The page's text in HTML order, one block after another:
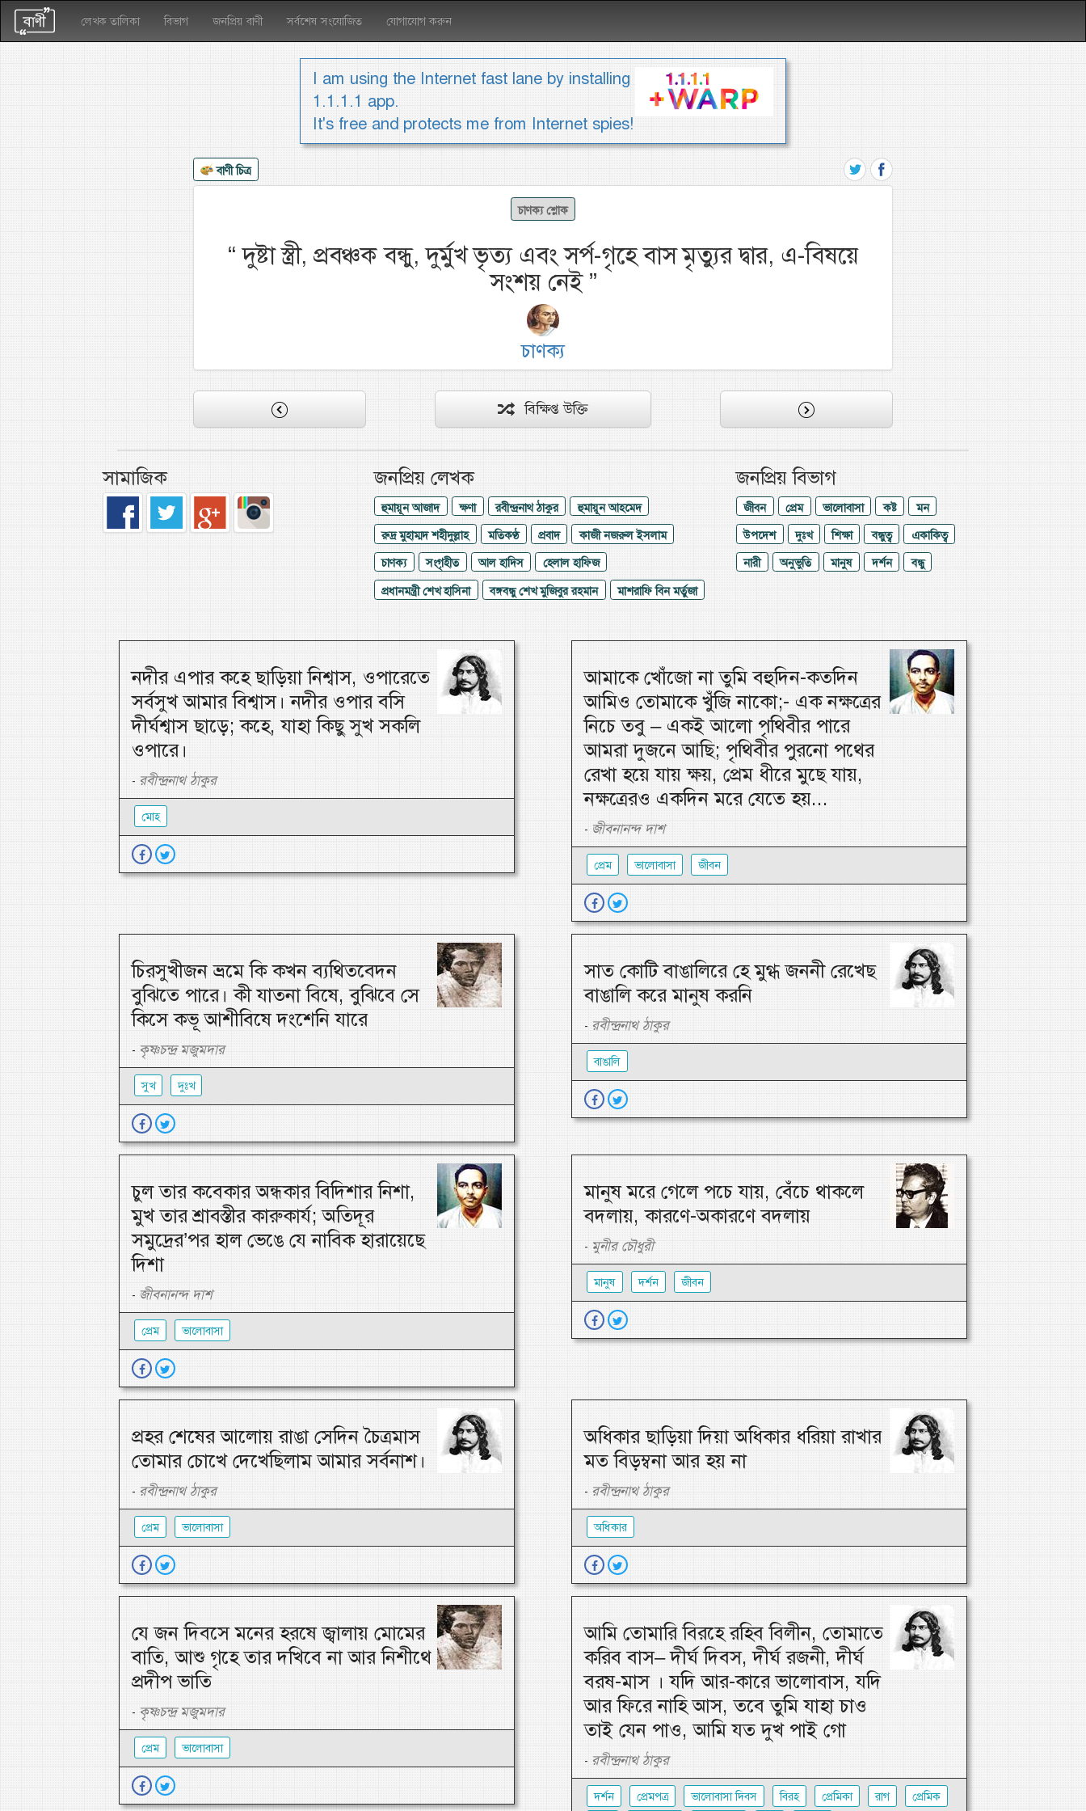
লেখক তালিকা বিভাগ জনপ্রিয় বাণী সর্বশেষ সংযোজিত যোগাযোগ করুন
I am using the Internet fast lane by installing
1.1.1.1 app.
It's free and protects me from Internet spies!
বাণী চিত্র
চাণক্য শ্লোক
“দুষ্টা স্ত্রী, প্রবঞ্চক বন্ধু, দুর্মুখ ভৃত্য এবং সর্প-গৃহে বাস মৃত্যুর দ্বার, এ-বিষয়ে
সংশয় নেই”
চাণক্য
বিক্ষিপ্ত উক্তি
সামাজিক জনপ্রিয় লেখক
হুমায়ূন আজাদ ক্ষণা রবীন্দ্রনাথ ঠাকুর
হুমায়ূন আহমেদ
রুদ্র মুহাম্মদ শহীদুল্লাহ
মতিকণ্ঠ প্রবাদ
কাজী নজরুল ইসলাম
চাণক্য
সংগৃহীত আল হাদিস
হেলাল হাফিজ
প্রধানমন্ত্রী শেখ হাসিনা
বঙ্গবন্ধু শেখ মুজিবুর রহমান মাশরাফি বিন মর্তুজা
জনপ্রিয় বিভাগ
জীবন প্রেম ভালোবাসা কষ্ট
মন
উপদেশ
দুঃখ শিক্ষা বন্ধুত্ব
একাকিত্ব
নারী
অনুভুতি মানুষ দর্শন বন্ধু
নদীর এপার কহে ছাড়িয়া নিশ্বাস, ওপারেতে
সর্বসুখ আমার বিশ্বাস। নদীর ওপার বসি
দীর্ঘশ্বাস ছাড়ে; কহে, যাহা কিছু সুখ সকলি
ওপারে।
- রবীন্দ্রনাথ ঠাকুর
মোহ
আমাকে খোঁজো না তুমি বহুদিন-কতদিন
আমিও তোমাকে খুঁজি নাকো;- এক নক্ষত্রের
নিচে তবু – একই আলো পৃথিবীর পারে
আমরা দুজনে আছি; পৃথিবীর পুরনো পথের
রেখা হয়ে যায় ক্ষয়, প্রেম ধীরে মুছে যায়,
নক্ষত্রেরও একদিন মরে যেতে হয়...
- জীবনানন্দ দাশ
প্রেম ভালোবাসা জীবন
চিরসুখীজন ভ্রমে কি কখন ব্যথিতবেদন
বুঝিতে পারে। কী যাতনা বিষে, বুঝিবে সে
কিসে কভূ আশীবিষে দংশেনি যারে
- কৃষ্ণচন্দ্র মজুমদার
সুখ দুঃখ
সাত কোটি বাঙালিরে হে মুগ্ধ জননী রেখেছ
বাঙালি করে মানুষ করনি
- রবীন্দ্রনাথ ঠাকুর
বাঙালি
চুল তার কবেকার অন্ধকার বিদিশার নিশা,
মুখ তার শ্রাবস্তীর কারুকার্য; অতিদূর
সমুদ্রের’পর হাল ভেঙে যে নাবিক হারায়েছে
দিশা
- জীবনানন্দ দাশ
প্রেম ভালোবাসা
মানুষ মরে গেলে পচে যায়, বেঁচে থাকলে
বদলায়, কারণে-অকারণে বদলায়
- মুনীর চৌধুরী
মানুষ দর্শন জীবন
প্রহর শেষের আলোয় রাঙা সেদিন চৈত্রমাস
তোমার চোখে দেখেছিলাম আমার সর্বনাশ।
- রবীন্দ্রনাথ ঠাকুর
প্রেম ভালোবাসা
অধিকার ছাড়িয়া দিয়া অধিকার ধরিয়া রাখার
মত বিড়ম্বনা আর হয় না
- রবীন্দ্রনাথ ঠাকুর
অধিকার
যে জন দিবসে মনের হরষে জ্বালায় মোমের
বাতি, আশু গৃহে তার দখিবে না আর নিশীথে
প্রদীপ ভাতি
- কৃষ্ণচন্দ্র মজুমদার
প্রেম ভালোবাসা
আমি তোমারি বিরহে রহিব বিলীন, তোমাতে
করিব বাস– দীর্ঘ দিবস, দীর্ঘ রজনী, দীর্ঘ
বরষ-মাস । যদি আর-কারে ভালোবাস, যদি
আর ফিরে নাহি আস, তবে তুমি যাহা চাও
তাই যেন পাও, আমি যত দুখ পাই গো
- রবীন্দ্রনাথ ঠাকুর
দর্শন প্রেমপত্র ভালোবাসা দিবস বিরহ প্রেমিকা রাগ প্রেমিক